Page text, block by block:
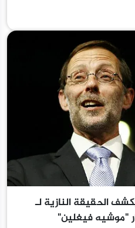
الحقيقة النازية لـ
"موشيه فيغلين"